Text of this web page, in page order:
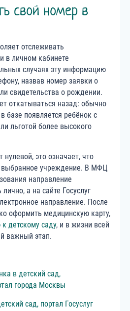
свой номер в
отслеживать
в личном кабинете
случаях эту информацию
назвав номер заявки о
свидетельства о рождении.
откатываться назад: обычно
базе появляется ребёнок с
льготой более высокого
нулевой, это означает, что
учреждение. В МФЦ
направление
а на сайте Госуслуг
направление. После
оформить медицинскую карту,
детскому саду, и в жизни всей
важный этап.
в детский сад,
города Москвы
сад, портал Госуслуг